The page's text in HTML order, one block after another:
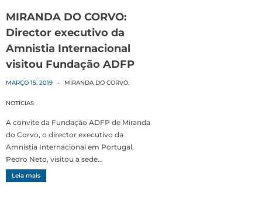
MIRANDA DO CORVO:
Director executivo da
Amnistia Internacional
visitou Fundação ADFP
MARÇO 15, 2019 - MIRANDA DO CORVO,
NOTÍCIAS
A convite da Fundação ADFP de Miranda
do Corvo, o director executivo da
Amnistia Internacional em Portugal,
Pedro Neto, visitou a sede…
Leia mais